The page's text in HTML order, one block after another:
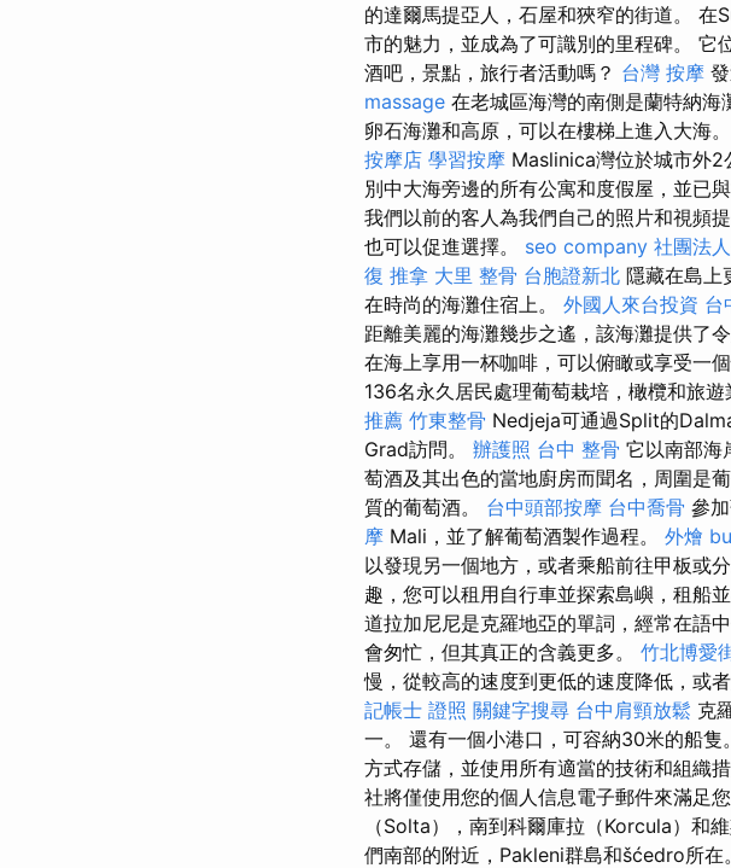
的達爾馬提亞人，石屋和狹窄的街道。
市的魅力，並成為了可識別的里程碑。 它
酒吧，景點，旅行者活動嗎？ 台灣 按摩
massage 在老城區海灣的南側是蘭特納海
卵石海灘和高原，可以在樓梯上進入大海。
按摩店 學習按摩 Maslinica灣位於城市外2
別中大海旁邊的所有公寓和度假屋，並已
我們以前的客人為我們自己的照片和視頻
也可以促進選擇。 seo company 社團法
復 推拿 大里 整骨 台胞證新北 隱藏在島上
在時尚的海灘住宿上。 外國人來台投資 台
距離美麗的海灘幾步之遙，該海灘提供了
在海上享用一杯咖啡，可以俯瞰或享受一
136名永久居民處理葡萄栽培，橄欖和旅遊
推薦 竹東整骨 Nedjeja可通過Split的
Grad訪問。 辦護照 台中 整骨 它以南部海
萄酒及其出色的當地廚房而聞名，周圍是
質的葡萄酒。 台中頭部按摩 台中喬骨 參
摩 Mali，並了解葡萄酒製作過程。 外燴
以發現另一個地方，或者乘船前往甲板或分
趣，您可以租用自行車並探索島嶼，租船
道拉加尼尼是克羅地亞的單詞，經常在語
會匆忙，但其真正的含義更多。 竹北博愛
慢，從較高的速度到更低的速度降低，或
記帳士 證照 關鍵字搜尋 台中肩頸放鬆 克
一。 還有一個小港口，可容納30米的船隻
方式存儲，並使用所有適當的技術和組織
社將僅使用您的個人信息電子郵件來滿足
（Solta），南到科爾庫拉（Korcula）和
們南部的附近，Pakleni群島和šćedro所在